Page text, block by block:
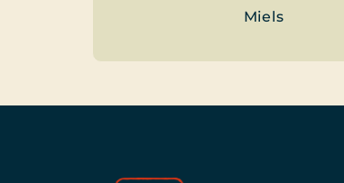
Miels